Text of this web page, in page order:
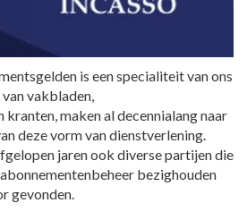
is een specialiteit van ons
vakbladen,
maken al decennialang naar
deze vorm van dienstverlening.
jaren ook diverse partijen die
bezighouden
gevonden.